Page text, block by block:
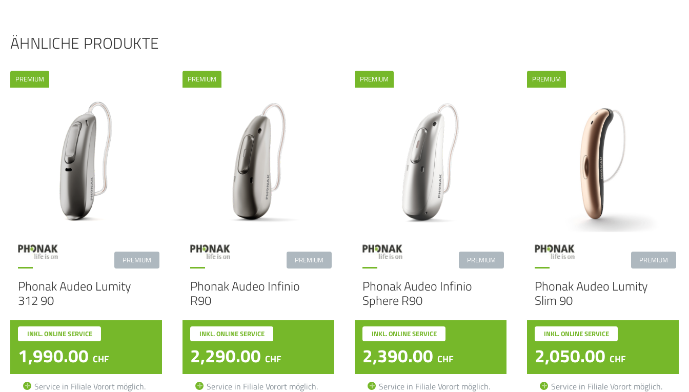
ÄHNLICHE PRODUKTE
PREMIUM
PREMIUM
Phonak Audeo Lumity
312 90
INKL. ONLINE SERVICE
1,990.00 CHF
Service in Filiale Vorort möglich.
PREMIUM
PREMIUM
Phonak Audeo Infinio
R90
INKL. ONLINE SERVICE
2,290.00 CHF
Service in Filiale Vorort möglich.
PREMIUM
PREMIUM
Phonak Audeo Infinio
Sphere R90
INKL. ONLINE SERVICE
2,390.00 CHF
Service in Filiale Vorort möglich.
PREMIUM
PREMIUM
Phonak Audeo Lumity
Slim 90
INKL. ONLINE SERVICE
2,050.00 CHF
Service in Filiale Vorort möglich.